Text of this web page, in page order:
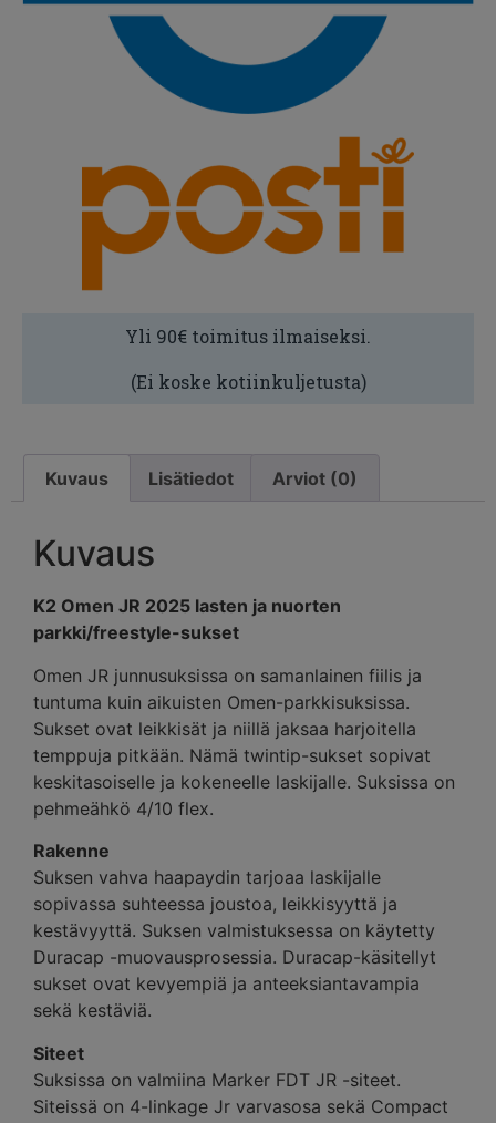
Yli 90€ toimitus ilmaiseksi.
(Ei koske kotiinkuljetusta)
Kuvaus Lisätiedot Arviot (0)
Kuvaus
K2 Omen JR 2025 lasten ja nuorten
parkki/freestyle-sukset
Omen JR junnusuksissa on samanlainen fiilis ja
tuntuma kuin aikuisten Omen-parkkisuksissa.
Sukset ovat leikkisät ja niillä jaksaa harjoitella
temppuja pitkään. Nämä twintip-sukset sopivat
keskitasoiselle ja kokeneelle laskijalle. Suksissa on
pehmeähkö 4/10 flex.
Rakenne
Suksen vahva haapaydin tarjoaa laskijalle
sopivassa suhteessa joustoa, leikkisyyttä ja
kestävyyttä. Suksen valmistuksessa on käytetty
Duracap -muovausprosessia. Duracap-käsitellyt
sukset ovat kevyempiä ja anteeksiantavampia
sekä kestäviä.
Siteet
Suksissa on valmiina Marker FDT JR -siteet.
Siteissä on 4-linkage Jr varvasosa sekä Compact